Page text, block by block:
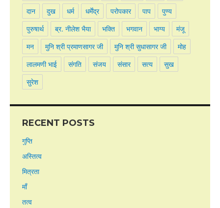
दान दुख धर्म धर्मेंद्र परोपकार पाप पुण्य
पुरुषार्थ ब्र. नीलेश भैया भक्ति भगवान भाग्य मंजू
मन मुनि श्री प्रमाणसागर जी मुनि श्री सुधासागर जी मोह
लालमणी भाई संगति संजय संसार सत्य सुख
सुरेश
RECENT POSTS
गुप्ति
अस्तित्व
मित्रता
माँ
तत्व